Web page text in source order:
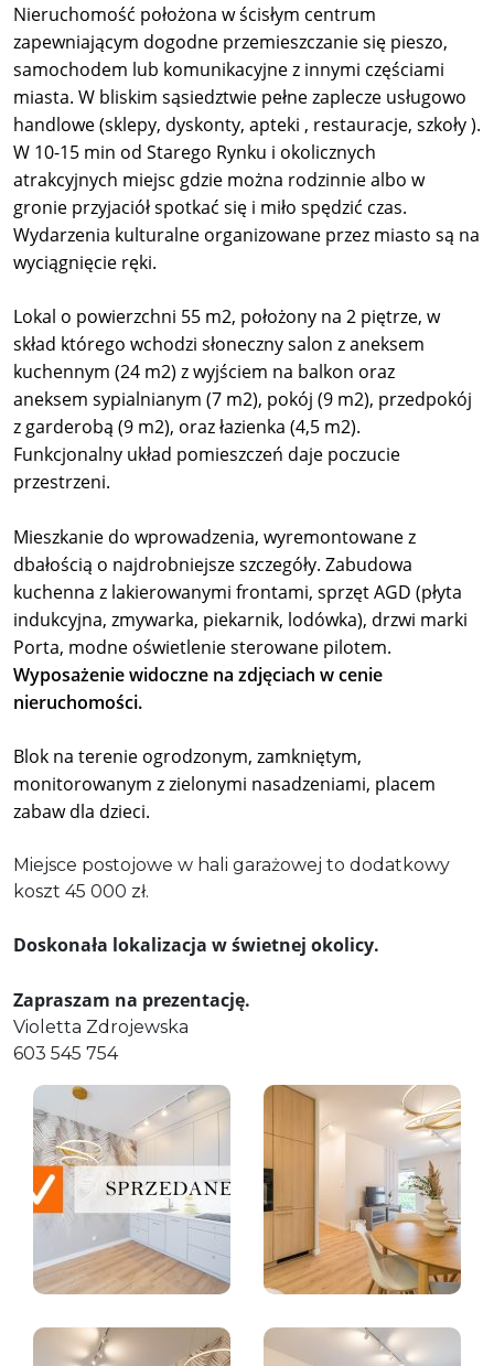
Nieruchomość położona w ścisłym centrum
zapewniającym dogodne przemieszczanie się pieszo,
samochodem lub komunikacyjne z innymi częściami
miasta. W bliskim sąsiedztwie pełne zaplecze usługowo
handlowe (sklepy, dyskonty, apteki , restauracje, szkoły ).
W 10-15 min od Starego Rynku i okolicznych
atrakcyjnych miejsc gdzie można rodzinnie albo w
gronie przyjaciół spotkać się i miło spędzić czas.
Wydarzenia kulturalne organizowane przez miasto są na
wyciągnięcie ręki.
Lokal o powierzchni 55 m2, położony na 2 piętrze, w
skład którego wchodzi słonecznysalon z aneksem
kuchennym (24 m2) z wyjściem na balkon oraz
aneksem sypialnianym (7 m2), pokój (9 m2), przedpokój
z garderobą (9 m2), orazłazienka (4,5 m2).
Funkcjonalny układ pomieszczeń daje poczucie
przestrzeni.
Mieszkanie do wprowadzenia, wyremontowane z
dbałością o najdrobniejsze szczegóły. Zabudowa
kuchenna z lakierowanymi frontami, sprzęt AGD (płyta
indukcyjna, zmywarka, piekarnik, lodówka), drzwi marki
Porta, modne oświetlenie sterowane pilotem.
Wyposażenie widoczne na zdjęciach w cenie
nieruchomości.
Blok na terenie ogrodzonym, zamkniętym,
monitorowanym z zielonymi nasadzeniami, placem
zabaw dla dzieci.
Miejsce postojowe w hali garażowej to dodatkowy
koszt 45 000 zł.
Doskonała lokalizacja w świetnej okolicy.
Zapraszam na prezentację.
Violetta Zdrojewska
603 545 754